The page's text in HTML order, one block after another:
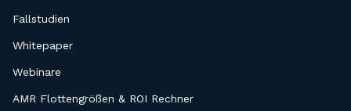
Fallstudien
Whitepaper
Webinare
AMR Flottengrößen & ROI Rechner